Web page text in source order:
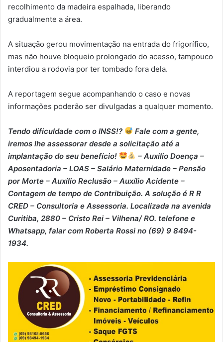
recolhimento da madeira espalhada, liberando
gradualmente a área.
A situação gerou movimentação na entrada do frigorífico,
mas não houve bloqueio prolongado do acesso, tampouco
interdiou a rodovia por ter tombado fora dela.
A reportagem segue acompanhando o caso e novas
informações poderão ser divulgadas a qualquer momento.
Tendo dificuldade com o INSS!?
Fale com a gente,
iremos lhe assessorar desde a solicitação até a
implantação do seu benefício!
– Auxílio Doença –
⁠Aposentadoria – ⁠LOAS – ⁠Salário Maternidade – ⁠Pensão
por Morte – ⁠Auxílio Reclusão – ⁠Auxílio Acidente –
⁠Contagem de tempo de Contribuição. A solução é R R
CRED – Consultoria e Assessoria. Localizada na avenida
Curitiba, 2880 – Cristo Rei – Vilhena/ RO. telefone e
Whatsapp, falar com Roberta Rossi no (69) 9 8494-
1934.